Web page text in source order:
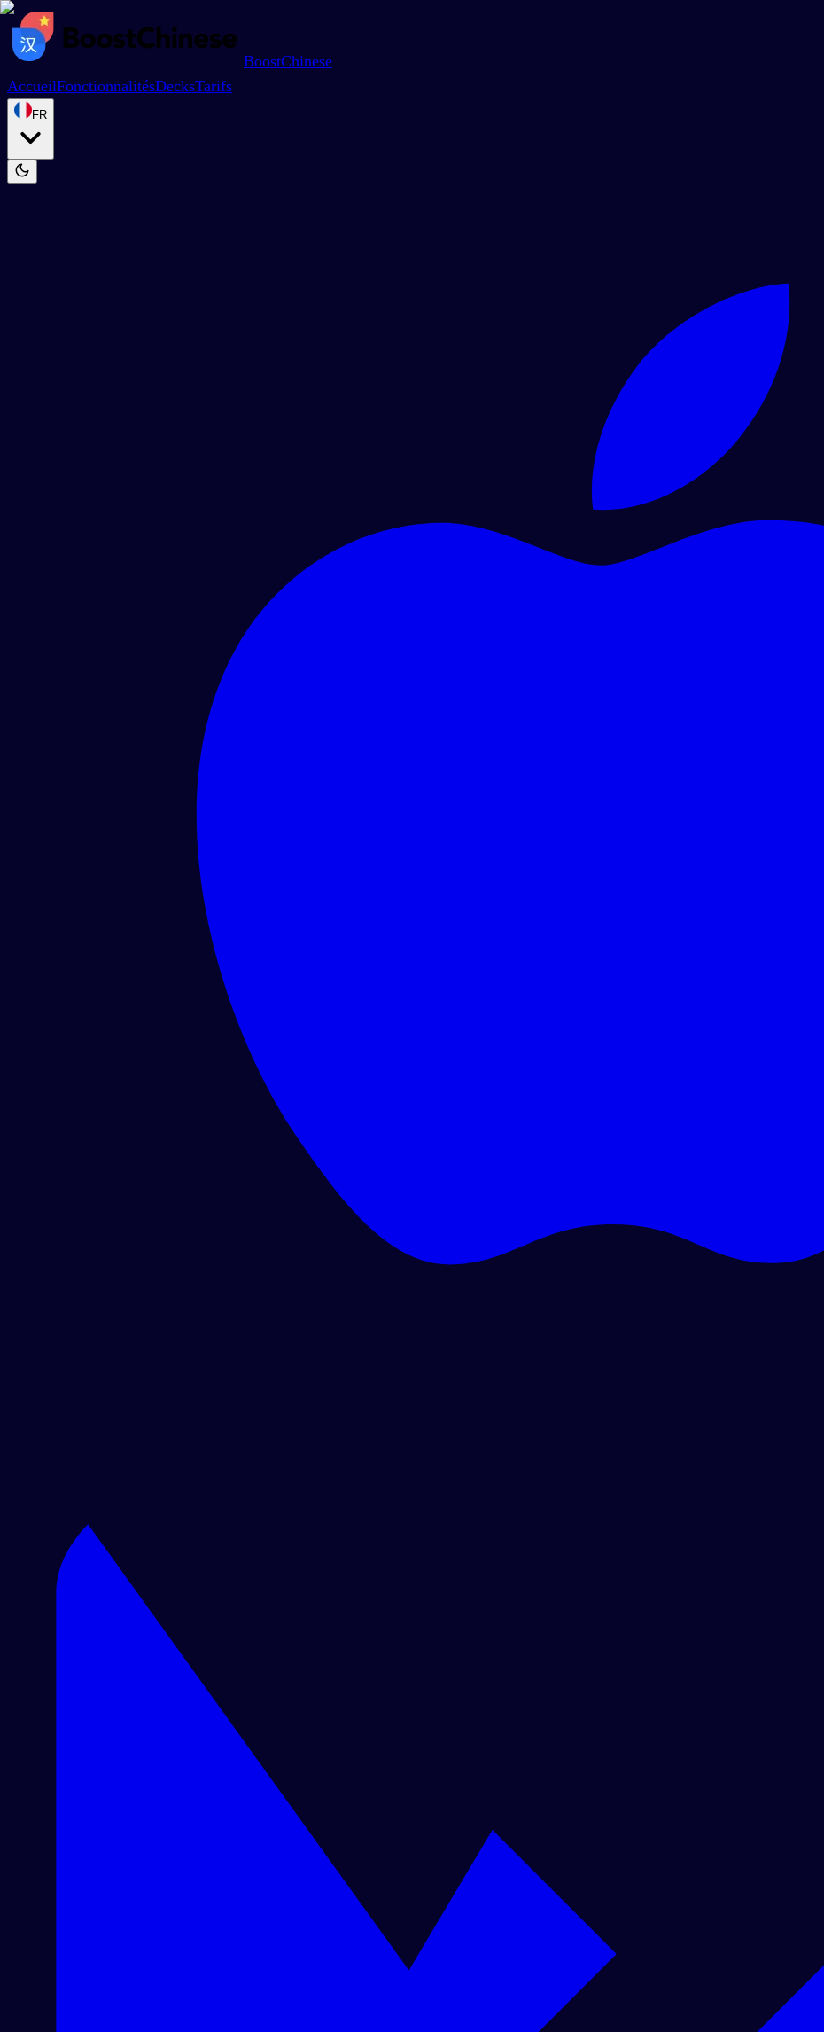
BoostChinese
AccueilFonctionnalitésDecksTarifs
FR